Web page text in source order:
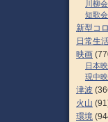
川柳会
短歌会
新型コ
日常生
映画
日本
現中映
津波
火山
環境